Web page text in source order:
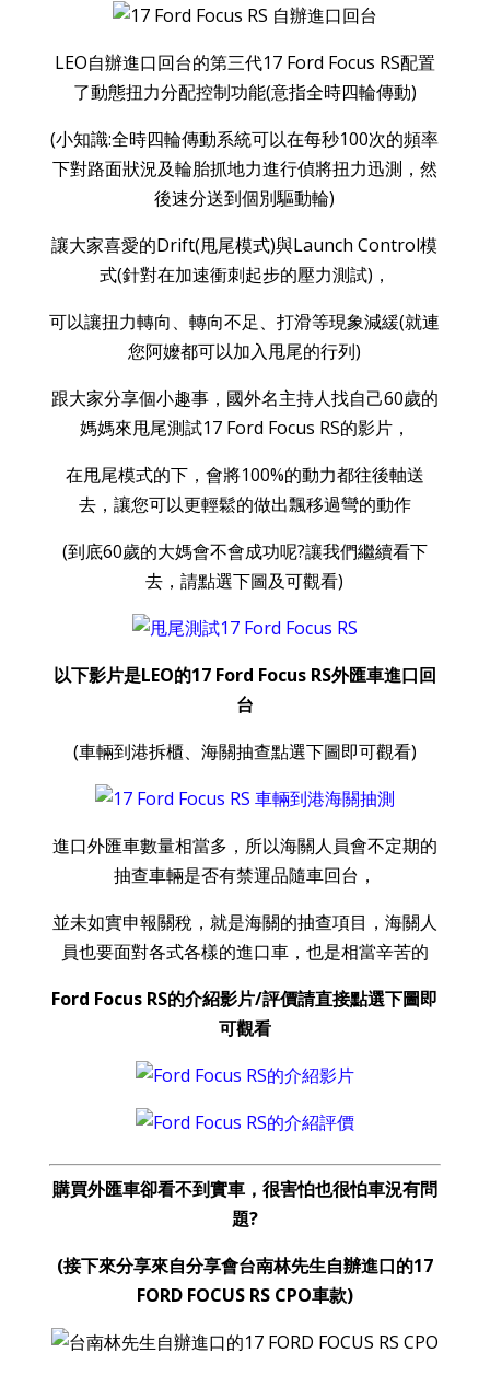
LEO自辦進口回台的第三代17 Ford Focus RS配置
了動態扭力分配控制功能(意指全時四輪傳動)
(小知識:全時四輪傳動系統可以在每秒100次的頻率
下對路面狀況及輪胎抓地力進行偵將扭力迅測，然
後速分送到個別驅動輪)
讓大家喜愛的Drift(甩尾模式)與Launch Control模
式(針對在加速衝刺起步的壓力測試)，
可以讓扭力轉向、轉向不足、打滑等現象減緩(就連
您阿嬤都可以加入甩尾的行列)
跟大家分享個小趣事，國外名主持人找自己60歲的
媽媽來甩尾測試17 Ford Focus RS的影片，
在甩尾模式的下，會將100%的動力都往後軸送
去，讓您可以更輕鬆的做出飄移過彎的動作
(到底60歲的大媽會不會成功呢?讓我們繼續看下
去，請點選下圖及可觀看)
以下影片是LEO的17 Ford Focus RS外匯車進口回
台
(車輛到港拆櫃、海關抽查點選下圖即可觀看)
進口外匯車數量相當多，所以海關人員會不定期的
抽查車輛是否有禁運品隨車回台，
並未如實申報關稅，就是海關的抽查項目，海關人
員也要面對各式各樣的進口車，也是相當辛苦的
Ford Focus RS的介紹影片/評價請直接點選下圖即
可觀看
購買外匯車卻看不到實車，很害怕也很怕車況有問
題?
(接下來分享來自分享會台南林先生自辦進口的17
FORD FOCUS RS CPO車款)